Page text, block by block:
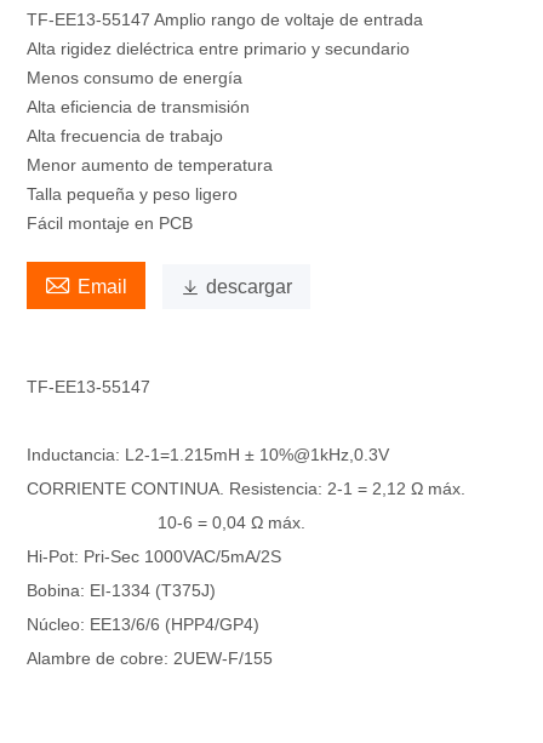
TF-EE13-55147 Amplio rango de voltaje de entrada
Alta rigidez dieléctrica entre primario y secundario
Menos consumo de energía
Alta eficiencia de transmisión
Alta frecuencia de trabajo
Menor aumento de temperatura
Talla pequeña y peso ligero
Fácil montaje en PCB
 Email  descargar
TF-EE13-55147
Inductancia: L2-1=1.215mH ± 10%@1kHz,0.3V
CORRIENTE CONTINUA. Resistencia: 2-1 = 2,12 Ω máx.
10-6 = 0,04 Ω máx.
Hi-Pot: Pri-Sec 1000VAC/5mA/2S
Bobina: EI-1334 (T375J)
Núcleo: EE13/6/6 (HPP4/GP4)
Alambre de cobre: ​​2UEW-F/155